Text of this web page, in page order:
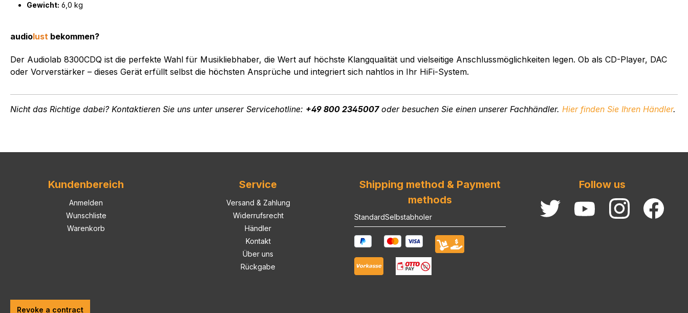
Gewicht: 6,0 kg
audiolust bekommen?
Der Audiolab 8300CDQ ist die perfekte Wahl für Musikliebhaber, die Wert auf höchste Klangqualität und vielseitige Anschlussmöglichkeiten legen. Ob als CD-Player, DAC
oder Vorverstärker – dieses Gerät erfüllt selbst die höchsten Ansprüche und integriert sich nahtlos in Ihr HiFi-System.
Nicht das Richtige dabei? Kontaktieren Sie uns unter unserer Servicehotline: +49 800 2345007oder besuchen Sie einen unserer Fachhändler. Hier finden Sie Ihren Händler.
Kundenbereich
Anmelden
Wunschliste
Warenkorb
Service
Versand & Zahlung
Widerrufsrecht
Händler
Kontakt
Über uns
Rückgabe
Shipping method & Payment
methods
StandardSelbstabholer
Follow us
Revoke a contract